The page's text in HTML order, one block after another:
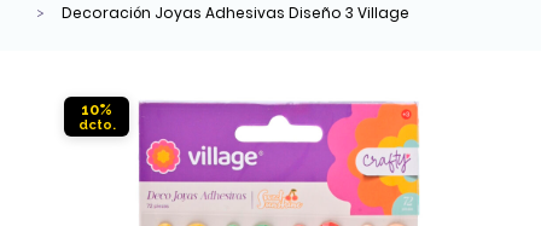
Decoración Joyas Adhesivas Diseño 3 Village
10%